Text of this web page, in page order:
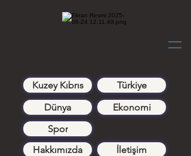
Kuzey Kıbrıs
Türkiye
Dünya
Ekonomi
Spor
Hakkımızda
İletişim